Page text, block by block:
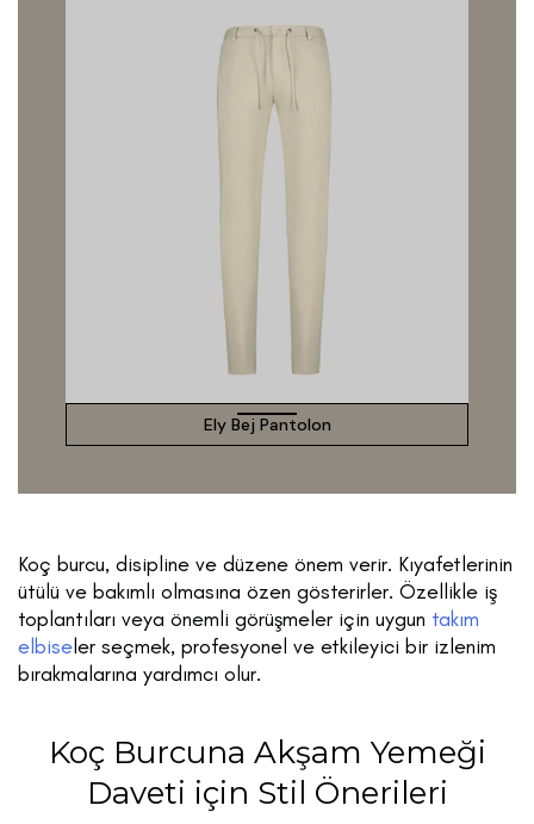
Ely Bej Pantolon
Koç burcu, disipline ve düzene önem verir. Kıyafetlerinin
ütülü ve bakımlı olmasına özen gösterirler. Özellikle iş
toplantıları veya önemli görüşmeler için uygun takım
elbiseler seçmek, profesyonel ve etkileyici bir izlenim
bırakmalarına yardımcı olur.
Koç Burcuna Akşam Yemeği
Daveti için Stil Önerileri